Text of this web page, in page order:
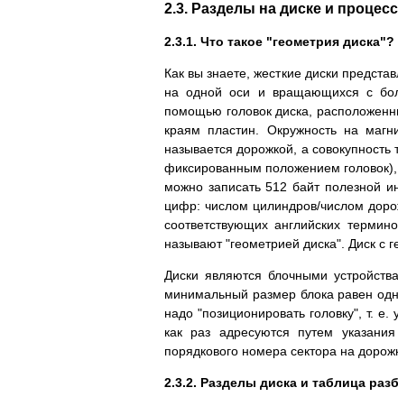
2.3. Разделы на диске и процесс
2.3.1. Что такое "геометрия диска"?
Как вы знаете, жесткие диски
на одной оси и вращающихся с
помощью головок диска,
краям пластин. Окружность на
называется дорожкой, а
фиксированным положением
можно записать 512 байт полезной
цифр: числом цилиндров/числом
соответствующих английских
называют "геометрией диска". Диск с
Диски являются блочными
минимальный размер блока равен
надо "позиционировать головку", т.
как раз адресуются путем
порядкового номера сектора на
2.3.2. Разделы диска и таблица